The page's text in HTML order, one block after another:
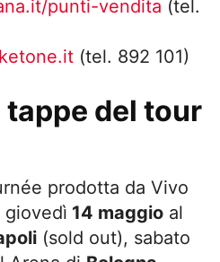
punti-vendita (tel.
(tel. 892 101)
tappe del tour
prodotta da Vivo
giovedì 14 maggio al
(sold out), sabato